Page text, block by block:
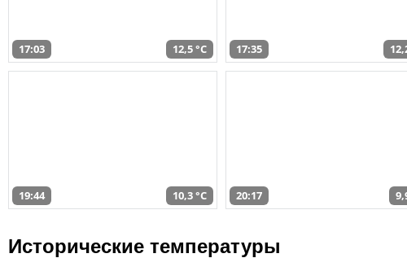
17:03 12,5 °C 17:35
19:44 10,3 °C 20:17
Исторические температуры